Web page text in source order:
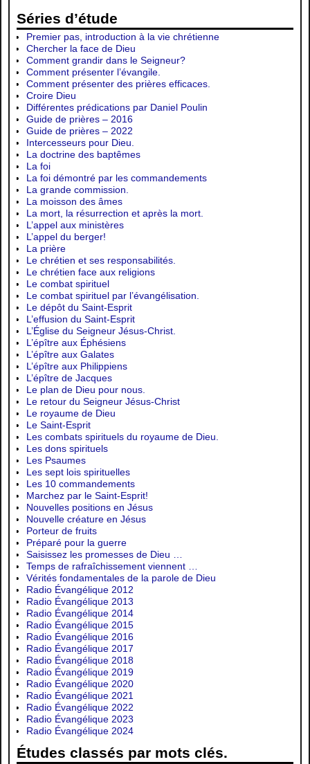
Séries d’étude
Premier pas, introduction à la vie chrétienne
Chercher la face de Dieu
Comment grandir dans le Seigneur?
Comment présenter l’évangile.
Comment présenter des prières efficaces.
Croire Dieu
Différentes prédications par Daniel Poulin
Guide de prières – 2016
Guide de prières – 2022
Intercesseurs pour Dieu.
La doctrine des baptêmes
La foi
La foi démontré par les commandements
La grande commission.
La moisson des âmes
La mort, la résurrection et après la mort.
L’appel aux ministères
L’appel du berger!
La prière
Le chrétien et ses responsabilités.
Le chrétien face aux religions
Le combat spirituel
Le combat spirituel par l’évangélisation.
Le dépôt du Saint-Esprit
L’effusion du Saint-Esprit
L’Église du Seigneur Jésus-Christ.
L’épître aux Éphésiens
L’épître aux Galates
L’épître aux Philippiens
L’épître de Jacques
Le plan de Dieu pour nous.
Le retour du Seigneur Jésus-Christ
Le royaume de Dieu
Le Saint-Esprit
Les combats spirituels du royaume de Dieu.
Les dons spirituels
Les Psaumes
Les sept lois spirituelles
Les 10 commandements
Marchez par le Saint-Esprit!
Nouvelles positions en Jésus
Nouvelle créature en Jésus
Porteur de fruits
Préparé pour la guerre
Saisissez les promesses de Dieu …
Temps de rafraîchissement viennent …
Vérités fondamentales de la parole de Dieu
Radio Évangélique 2012
Radio Évangélique 2013
Radio Évangélique 2014
Radio Évangélique 2015
Radio Évangélique 2016
Radio Évangélique 2017
Radio Évangélique 2018
Radio Évangélique 2019
Radio Évangélique 2020
Radio Évangélique 2021
Radio Évangélique 2022
Radio Évangélique 2023
Radio Évangélique 2024
Études classés par mots clés.